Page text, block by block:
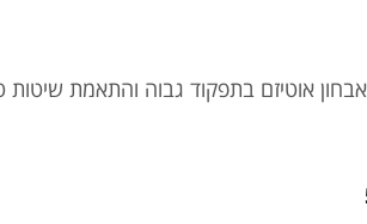
אוטיזם בתפקוד גבוה והתאמת שיטות